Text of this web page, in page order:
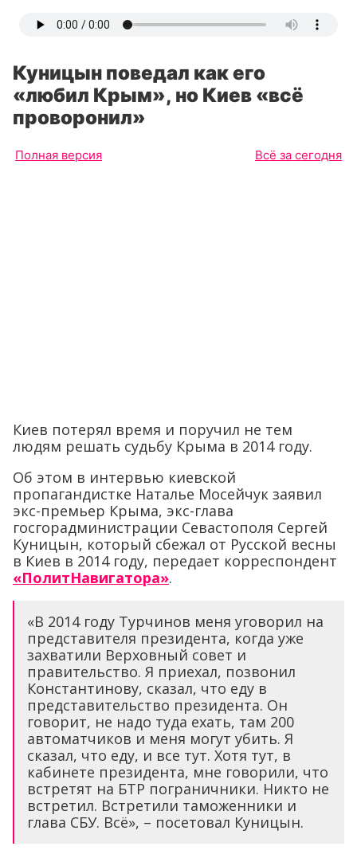
Куницын поведал как его
«любил Крым», но Киев «всё
проворонил»
Полная версия Всё за сегодня
Киев потерял время и поручил не тем
людям решать судьбу Крыма в 2014 году.
Об этом в интервью киевской
пропагандистке Наталье Мосейчук заявил
экс-премьер Крыма, экс-глава
госгорадминистрации Севастополя Сергей
Куницын, который сбежал от Русской весны
в Киев в 2014 году, передает корреспондент
«ПолитНавигатора».
«В 2014 году Турчинов меня уговорил на
представителя президента, когда уже
захватили Верховный совет и
правительство. Я приехал, позвонил
Константинову, сказал, что еду в
представительство президента. Он
говорит, не надо туда ехать, там 200
автоматчиков и меня могут убить. Я
сказал, что еду, и все тут. Хотя тут, в
кабинете президента, мне говорили, что
встретят на БТР пограничники. Никто не
встретил. Встретили таможенники и
глава СБУ. Всё», – посетовал Куницын.